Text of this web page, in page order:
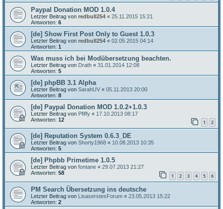
Paypal Donation MOD 1.0.4
Letzter Beitrag von redbull254 « 25.11.2015 15:21
Antworten: 6
[de] Show First Post Only to Guest 1.0.3
Letzter Beitrag von redbull254 « 02.05.2015 04:14
Antworten: 1
Was muss ich bei Modübersetzung beachten.
Letzter Beitrag von Drath « 31.01.2014 12:08
Antworten: 5
[de] phpBB 3.1 Alpha
Letzter Beitrag von SarahUV « 05.11.2013 20:00
Antworten: 8
[de] Paypal Donation MOD 1.0.2+1.0.3
Letzter Beitrag von Pfiffy « 17.10.2013 08:17
Antworten: 12 1 2
[de] Reputation System 0.6.3_DE
Letzter Beitrag von Shorty1968 « 10.08.2013 10:35
Antworten: 5
[de] Phpbb Primetime 1.0.5
Letzter Beitrag von fontane « 29.07.2013 21:27
Antworten: 58 1 2 3 4 5 6
PM Search Übersetzung ins deutsche
Letzter Beitrag von LisaserstesForum « 23.05.2013 15:22
Antworten: 2